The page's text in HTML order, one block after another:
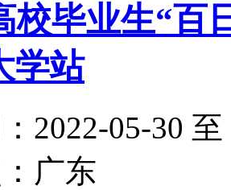
校毕业生“
学站
2022-05-30 至
广东